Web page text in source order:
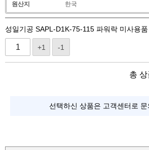
원산지
한국
성일기공 SAPL-D1K-75-115 파워락 미사용
+1 -1
총
선택하신 상품은 고객센터로 문